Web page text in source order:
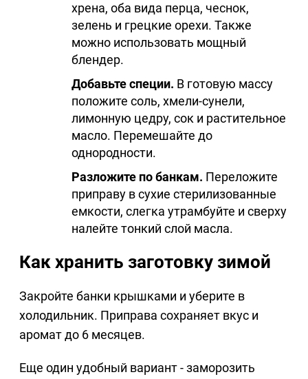
хрена, оба вида перца, чеснок,
зелень и грецкие орехи. Также
можно использовать мощный
блендер.
Добавьте специи. В готовую массу
положите соль, хмели-сунели,
лимонную цедру, сок и растительное
масло. Перемешайте до
однородности.
Разложите по банкам. Переложите
приправу в сухие стерилизованные
емкости, слегка утрамбуйте и сверху
налейте тонкий слой масла.
Как хранить заготовку зимой
Закройте банки крышками и уберите в
холодильник. Приправа сохраняет вкус и
аромат до 6 месяцев.
Еще один удобный вариант - заморозить